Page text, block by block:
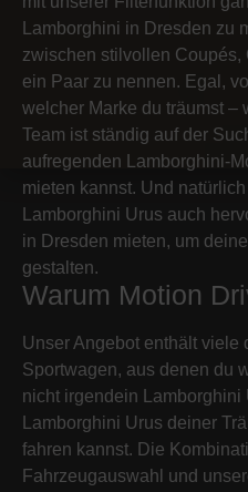
Lamborghini in Dresden zu
zwischen stilvollen
ein Paar zu nennen. Egal,
welcher Marke du träumst –
Team ist ständig auf der
aufregenden Lamborghini-
mieten kannst. Und
Lamborghini Urus auch
in Dresden mieten, um
gestalten.
Warum Motion
Unser Angebot enthält viele
Sportwagen, aus denen du
nicht irgendein Lamborghini
Lamborghini Urus deiner
fahren kannst. Die
Fahrzeugauswahl und